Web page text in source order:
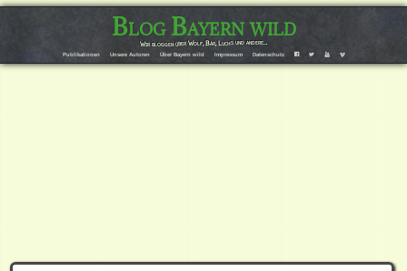
Blog Bayern wild
Wir bloggen über Wolf, Bär, Luchs und andere…
Publikationen Unsere Autoren Über Bayern wild Impressum Datenschutz F T Y V